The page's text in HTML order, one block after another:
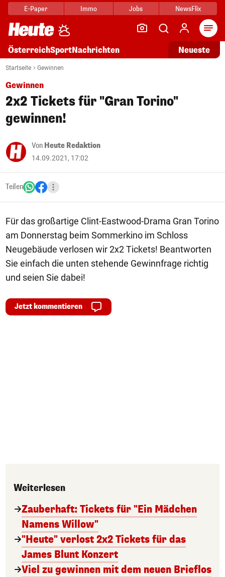
E-Paper Immo Jobs NewsFlix
ÖsterreichSportNachrichten Neueste
Startseite Gewinnen
Gewinnen
2x2 Tickets für "Gran Torino"
gewinnen!
Von Heute Redaktion
14.09.2021, 17:02
Teilen
Für das großartige Clint-Eastwood-Drama Gran Torino
am Donnerstag beim Sommerkino im Schloss
Neugebäude verlosen wir 2x2 Tickets! Beantworten
Sie einfach die unten stehende Gewinnfrage richtig
und seien Sie dabei!
Jetzt kommentieren
Weiterlesen
Zauberhaft: Tickets für "Ein Mädchen
Namens Willow"
"Heute" verlost 2x2 Tickets für das
James Blunt Konzert
Viel zu gewinnen mit dem neuen Brieflos